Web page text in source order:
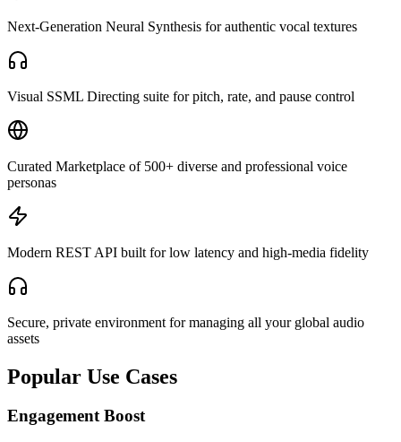
Next-Generation Neural Synthesis for authentic vocal textures
Visual SSML Directing suite for pitch, rate, and pause control
Curated Marketplace of 500+ diverse and professional voice
personas
Modern REST API built for low latency and high-media fidelity
Secure, private environment for managing all your global audio
assets
Popular Use Cases
Engagement Boost